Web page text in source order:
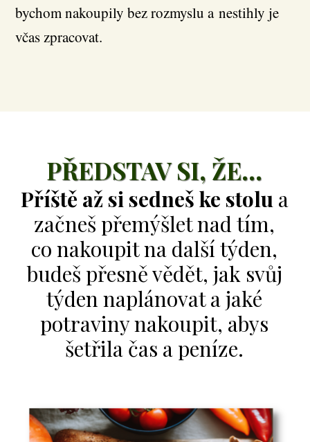
bychom nakoupily bez rozmyslu a nestihly je
včas zpracovat.
PŘEDSTAV SI, ŽE...
Příště až si sedneš ke stolu a
začneš přemýšlet nad tím,
co nakoupit na další týden,
budeš přesně vědět, jak svůj
týden naplánovat a jaké
potraviny nakoupit, abys
šetřila čas a peníze.